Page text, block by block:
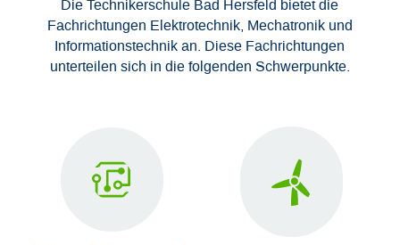
Die Technikerschule Bad Hersfeld bietet die
Fachrichtungen Elektrotechnik, Mechatronik und
Informationstechnik an. Diese Fachrichtungen
unterteilen sich in die folgenden Schwerpunkte.
Kontakt
Suche